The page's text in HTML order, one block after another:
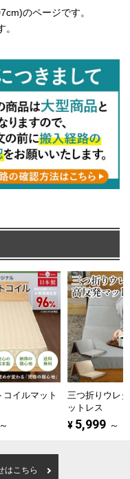
のページです。
コイルマット
～
三つ折りウレ
ットレス
¥ 5,999 ～
はこちら